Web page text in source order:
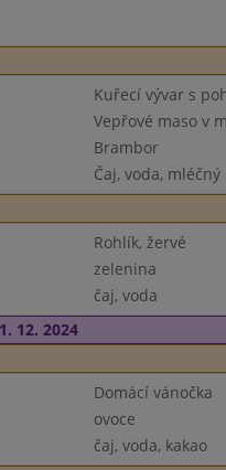
Kuřecí vývar s
Vepřové maso v
Brambor
Čaj, voda,
Rohlík, žervé
zelenina
čaj, voda
12. 2024
Domácí vánočka
ovoce
čaj, voda, kakao